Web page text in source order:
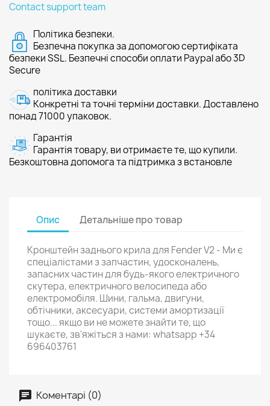
Contact support team
Політика безпеки.
Безпечна покупка за допомогою сертифіката
безпеки SSL. Безпечні способи оплати Paypal або 3D
Secure
політика доставки
Конкретні та точні терміни доставки. Доставлено
понад 71000 упаковок.
Гарантія
Гарантія товару, ви отримаєте те, що купили.
Безкоштовна допомога та підтримка з встановле
Опис Детальніше про товар
Кронштейн заднього крила для Fender V2 - Ми є
спеціалістами з запчастин, удосконалень,
запасних частин для будь-якого електричного
скутера, електричного велосипеда або
електромобіля. Шини, гальма, двигуни,
обтічники, аксесуари, системи амортизації
тощо... якщо ви не можете знайти те, що
шукаєте, зв'яжіться з нами: whatsapp +34
696403761
Коментарі (0)